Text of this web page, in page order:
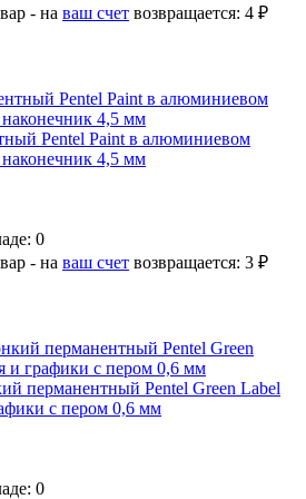
- на ваш счет возвращается: 4 ₽
Pentel Paint в алюминиевом
4,5 мм
0
- на ваш счет возвращается: 3 ₽
перманентный Pentel Green Label
с пером 0,6 мм
0